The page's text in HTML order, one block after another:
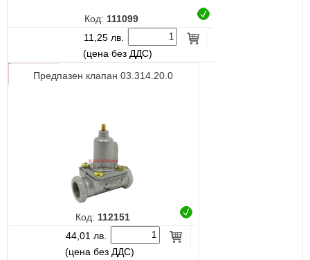
Код: 111099
11,25 лв.
(цена без ДДС)
Предпазен клапан 03.314.20.0
Код: 112151
44,01 лв.
(цена без ДДС)